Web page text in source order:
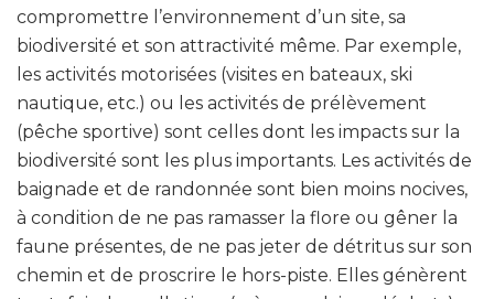
compromettre l’environnement d’un site, sa
biodiversité et son attractivité même. Par exemple,
les activités motorisées (visites en bateaux, ski
nautique, etc.) ou les activités de prélèvement
(pêche sportive) sont celles dont les impacts sur la
biodiversité sont les plus importants. Les activités de
baignade et de randonnée sont bien moins nocives,
à condition de ne pas ramasser la flore ou gêner la
faune présentes, de ne pas jeter de détritus sur son
chemin et de proscrire le hors-piste. Elles génèrent